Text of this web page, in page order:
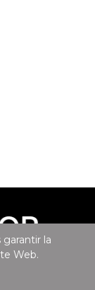
la
Web.